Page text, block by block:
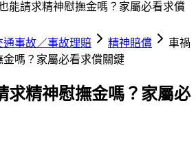
能請求精神慰撫金嗎？家屬必看求償
通事故／事故理賠 精神賠償
車禍
嗎？家屬必看求償關鍵
求精神慰撫金嗎？家屬必